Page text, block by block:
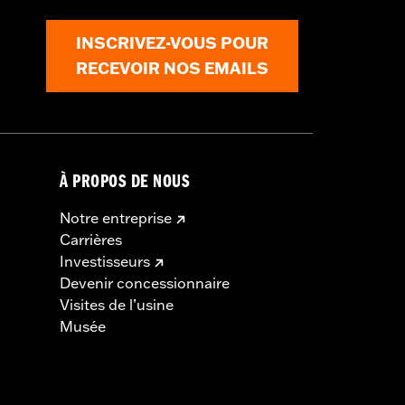
INSCRIVEZ-VOUS POUR
RECEVOIR NOS EMAILS
À PROPOS DE NOUS
Notre entreprise
Carrières
Investisseurs
Devenir concessionnaire
Visites de l’usine
Musée